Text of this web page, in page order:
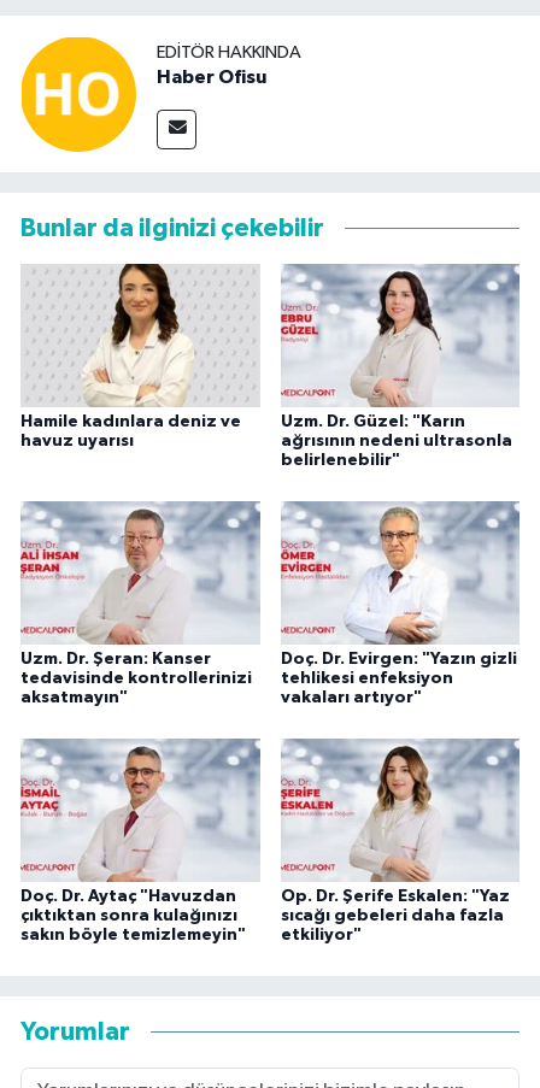
EDITÖR HAKKINDA
Haber Ofisu
Bunlar da ilginizi çekebilir
Hamile kadınlara deniz ve
havuz uyarısı
Uzm. Dr. Güzel: "Karın
ağrısının nedeni ultrasonla
belirlenebilir"
Uzm. Dr. Şeran: Kanser
tedavisinde kontrollerinizi
aksatmayın"
Doç. Dr. Evirgen: "Yazın gizli
tehlikesi enfeksiyon
vakaları artıyor"
Doç. Dr. Aytaç "Havuzdan
çıktıktan sonra kulağınızı
sakın böyle temizlemeyin"
Op. Dr. Şerife Eskalen: "Yaz
sıcağı gebeleri daha fazla
etkiliyor"
Yorumlar